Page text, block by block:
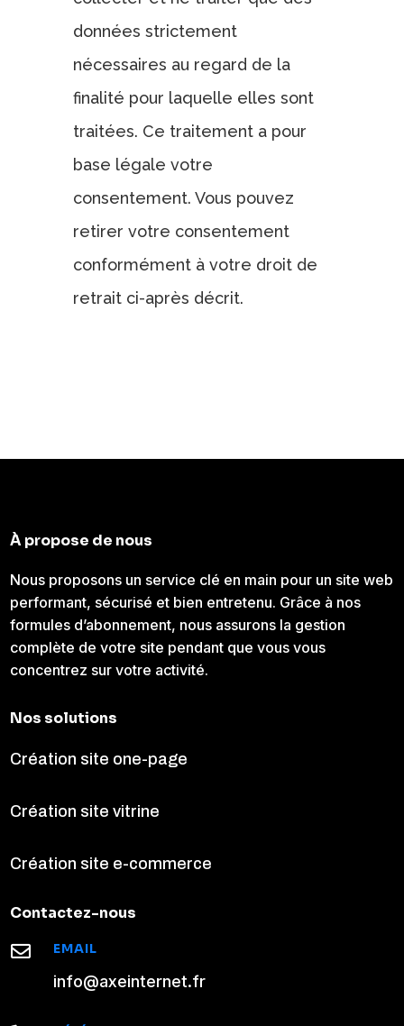
données strictement
nécessaires au regard de la
finalité pour laquelle elles sont
traitées. Ce traitement a pour
base légale votre
consentement. Vous pouvez
retirer votre consentement
conformément à votre droit de
retrait ci-après décrit.
À propose de nous
Nous proposons un service clé en main pour un site web
performant, sécurisé et bien entretenu. Grâce à nos
formules d’abonnement, nous assurons la gestion
complète de votre site pendant que vous vous
concentrez sur votre activité.
Nos solutions
Création site one-page
Création site vitrine
Création site e-commerce
Contactez-nous
 EMAIL
info@axeinternet.fr